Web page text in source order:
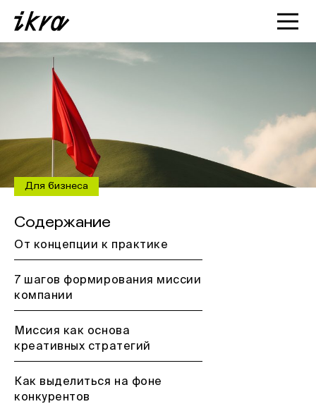
Познакомиться с ИКРОЙ
Для бизнеса
Содержание
От концепции к практике
7 шагов формирования миссии
компании
Миссия как основа
креативных стратегий
Как выделиться на фоне
конкурентов